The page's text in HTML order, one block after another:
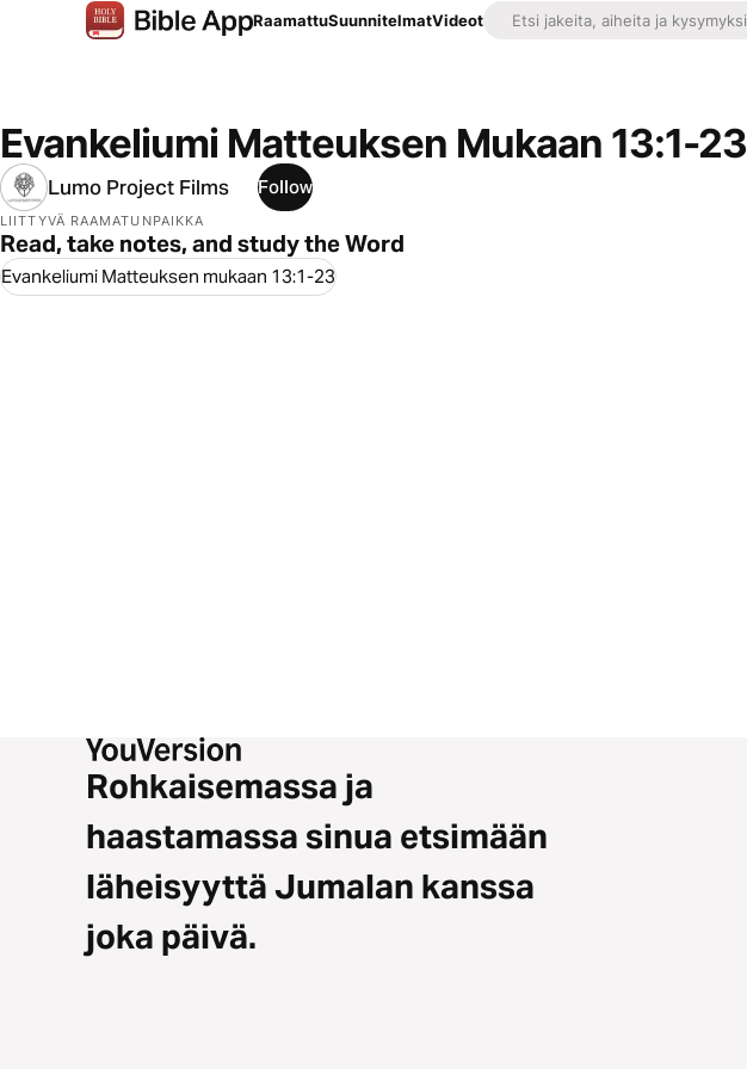
RaamattuSuunnitelmatVideot
Evankeliumi Matteuksen Mukaan 13:1-23
Lumo Project Films Follow
LIITTYVÄ RAAMATUNPAIKKA
Read, take notes, and study the Word
Evankeliumi Matteuksen mukaan 13:1-23
Rohkaisemassa ja
haastamassa sinua etsimään
läheisyyttä Jumalan kanssa
joka päivä.